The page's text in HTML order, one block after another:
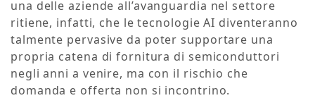
una delle aziende all’avanguardia nel settore
ritiene, infatti, che le tecnologie AI diventeranno
talmente pervasive da poter supportare una
propria catena di fornitura di semiconduttori
negli anni a venire, ma con il rischio che
domanda e offerta non si incontrino.